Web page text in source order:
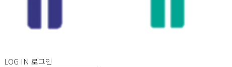
LOG IN 로그인